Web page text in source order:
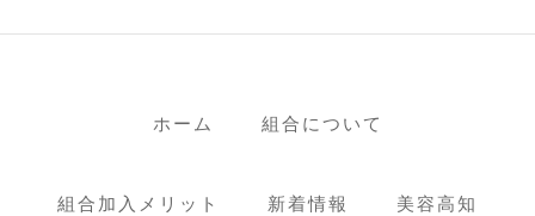
ホーム 組合について
組合加入メリット 新着情報 美容高知